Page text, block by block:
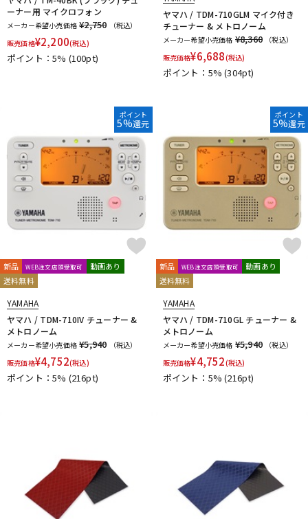
ーナー用 マイクロフォン
メーカー希望小売価格 ¥2,750
（税込）
販売価格¥2,200(税込)
ポイント：5% (100pt)
ヤマハ / TDM-710GLM マイク付き
チューナー & メトロノーム
メーカー希望小売価格 ¥8,360
（税込）
販売価格¥6,688(税込)
ポイント：5%(304pt)
ポイント
5%還元
新品 WEB注文店頭受取可
動画あり
送料無料
YAMAHA
ヤマハ / TDM-710IV チューナー &
メトロノーム
メーカー希望小売価格 ¥5,940
（税込）
販売価格¥4,752(税込)
ポイント：5% (216pt)
ポイント
5%還元
新品 WEB注文店頭受取可
動画あり
送料無料
YAMAHA
ヤマハ / TDM-710GL チューナー &
メトロノーム
メーカー希望小売価格 ¥5,940
（税込）
販売価格¥4,752(税込)
ポイント：5%(216pt)